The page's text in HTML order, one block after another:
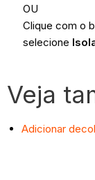
OU
Clique com o
selecione
Veja
Adicionar